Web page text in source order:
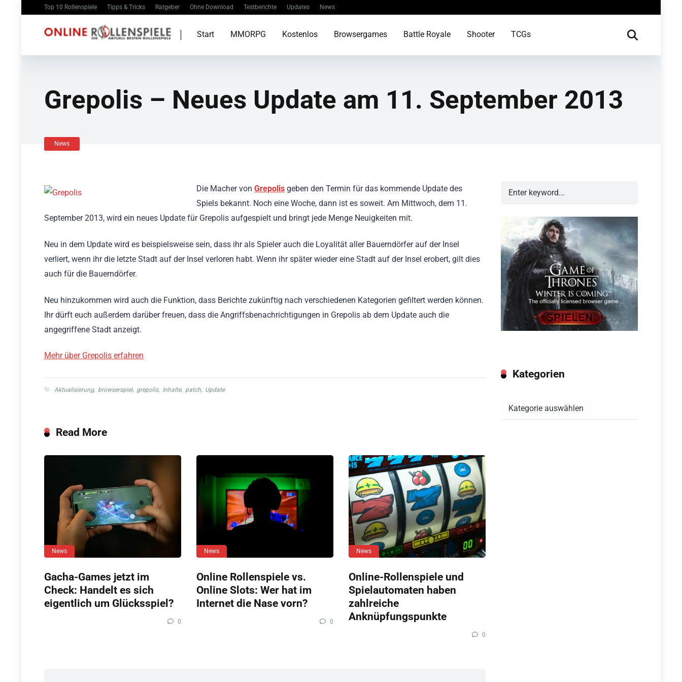
Top 10 Rollenspiele Tipps & Tricks Ratgeber Ohne Download Testberichte Updates News
Start MMORPG Kostenlos Browsergames Battle Royale Shooter TCGs
Grepolis – Neues Update am 11. September 2013
News
Die Macher von Grepolis geben den Termin für das kommende Update des
Spiels bekannt. Noch eine Woche, dann ist es soweit. Am Mittwoch, dem 11.
September 2013, wird ein neues Update für Grepolis aufgespielt und bringt jede Menge Neuigkeiten mit.
Neu in dem Update wird es beispielsweise sein, dass ihr als Spieler auch die Loyalität aller Bauerndörfer auf der Insel
verliert, wenn ihr die letzte Stadt auf der Insel verloren habt. Wenn ihr später wieder eine Stadt auf der Insel erobert, gilt dies
auch für die Bauerndörfer.
Neu hinzukommen wird auch die Funktion, dass Berichte zukünftig nach verschiedenen Kategorien gefiltert werden können.
Ihr dürft euch außerdem darüber freuen, dass die Angriffsbenachrichtigungen in Grepolis ab dem Update auch die
angegriffene Stadt anzeigt.
Mehr über Grepolis erfahren
Aktualisierung, browserspiel, grepolis, Inhalte, patch, Update
Read More
News
Gacha-Games jetzt im
Check: Handelt es sich
eigentlich um Glücksspiel?
0
News
Online Rollenspiele vs.
Online Slots: Wer hat im
Internet die Nase vorn?
0
News
Online-Rollenspiele und
Spielautomaten haben
zahlreiche
Anknüpfungspunkte
0
Kategorien